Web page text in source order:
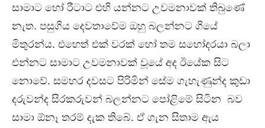
සාමාට හෝ රීටාට එහි යන්නට උවමනාවක් තිබුණේ
නැත. පසුගිය දෙවතාවේම ඔහු බලන්නට ගියේ
මිතුරන්ය. එහෙත් එක් වරක් හෝ තම සහෝදරයා බලා
එන්නට සාමාට උවමනාවක් වූයේ අද ඊයේක සිට
නොවේ. සමහර දවසට පිරිමින් සේම ගැහැණුන්ද කුඩා
දරුවන්ද සිරකරුවන් බලන්නට පෝළිමේ සි⁣ටින බව
සාමා ඕනෑ තරම් දැක තිබේ. ඒ ගැන සිතාම ඇය